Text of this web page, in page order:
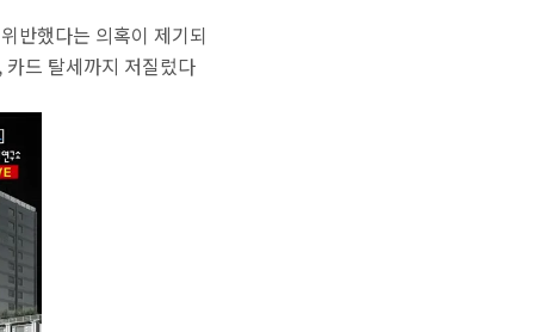
반했다는 의혹이 제기되
드 탈세까지 저질렀다